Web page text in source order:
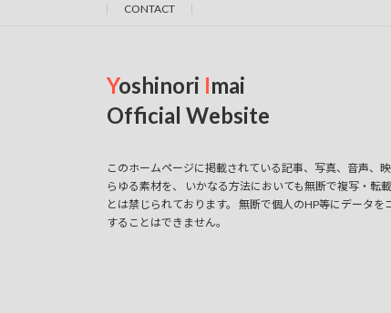
CONTACT
Yoshinori Imai
Official Website
このホームページに掲載されている記事、写真、音声、
らゆる素材を、 いかなる方法においても無断で複写・転
とは禁じられております。 無断で個人のHP等にデータを
することはできません。